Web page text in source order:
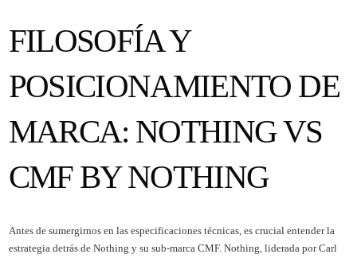
FILOSOFÍA Y
POSICIONAMIENTO DE
MARCA: NOTHING VS
CMF BY NOTHING
Antes de sumergirnos en las especificaciones técnicas, es crucial entender la
estrategia detrás de Nothing y su sub-marca CMF. Nothing, liderada por Carl